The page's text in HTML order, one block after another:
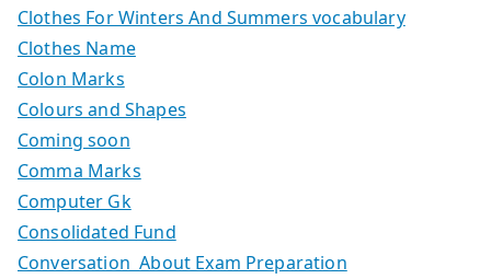
Clothes For Winters And Summers vocabulary
Clothes Name
Colon Marks
Colours and Shapes
Coming soon
Comma Marks
Computer Gk
Consolidated Fund
Conversation About Exam Preparation